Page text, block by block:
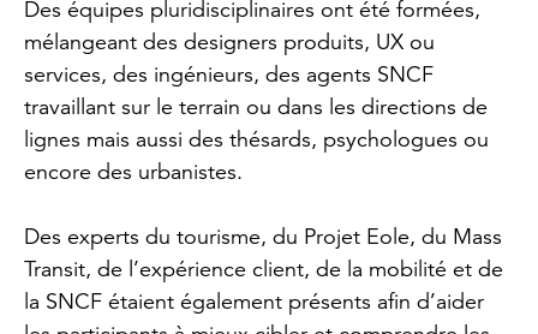
Des équipes pluridisciplinaires ont été formées,
mélangeant des designers produits, UX ou
services, des ingénieurs, des agents SNCF
travaillant sur le terrain ou dans les directions de
lignes mais aussi des thésards, psychologues ou
encore des urbanistes.
Des experts du tourisme, du Projet Eole, du Mass
Transit, de l’expérience client, de la mobilité et de
la SNCF étaient également présents afin d’aider